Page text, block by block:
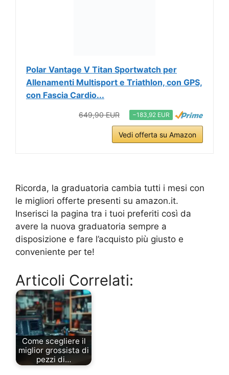
Polar Vantage V Titan Sportwatch per
Allenamenti Multisport e Triathlon, con GPS,
con Fascia Cardio...
649,90 EUR −183,92 EUR
Vedi offerta su Amazon
Ricorda, la graduatoria cambia tutti i mesi con
le migliori offerte presenti su amazon.it.
Inserisci la pagina tra i tuoi preferiti così da
avere la nuova graduatoria sempre a
disposizione e fare l’acquisto più giusto e
conveniente per te!
Articoli Correlati:
Come scegliere il
miglior grossista di
pezzi di…